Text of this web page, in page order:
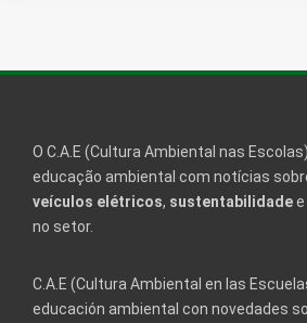
O C.A.E (Cultura Ambiental nas
educação ambiental com notícias
veículos elétricos, sustentabilidadee
no setor.
C.A.E (Cultura Ambiental en las
educación ambiental con novedades